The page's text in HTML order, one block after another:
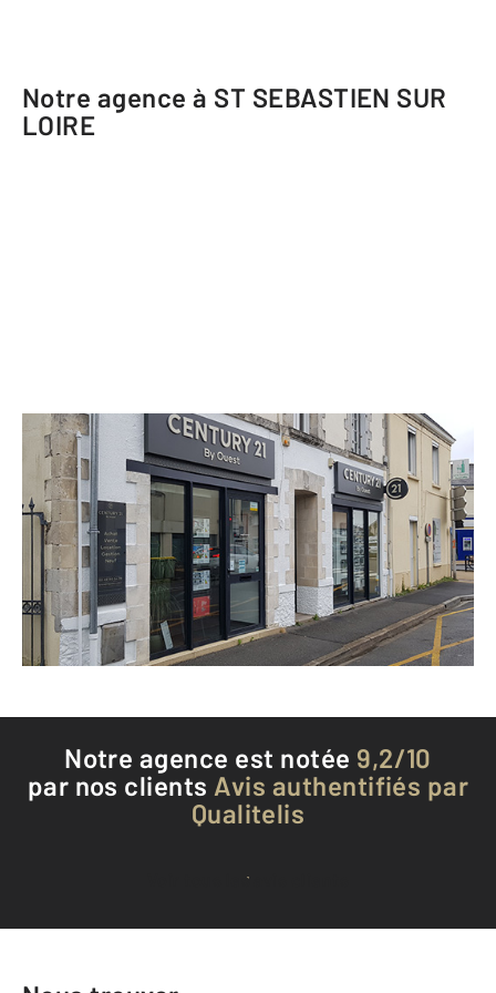
Notre agence à ST SEBASTIEN SUR
LOIRE
CENTURY 21 Harmony
2 rue du Général Duez
ST SEBASTIEN SUR LOIRE - 44230
Envoyer un message
Téléphoner à l'agence
Notre agence est notée 9,2/10
par nos clients Avis authentifiés par
Qualitelis
Voir tous les avis clients